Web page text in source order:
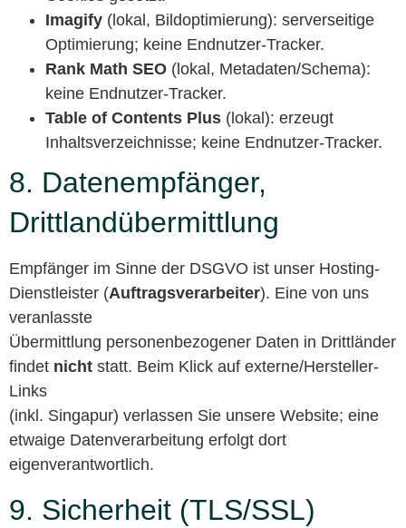
Imagify (lokal, Bildoptimierung): serverseitige
Optimierung; keine Endnutzer-Tracker.
Rank Math SEO (lokal, Metadaten/Schema):
keine Endnutzer-Tracker.
Table of Contents Plus (lokal): erzeugt
Inhaltsverzeichnisse; keine Endnutzer-Tracker.
8. Datenempfänger,
Drittlandübermittlung
Empfänger im Sinne der DSGVO ist unser Hosting-
Dienstleister (Auftragsverarbeiter). Eine von uns
veranlasste
Übermittlung personenbezogener Daten in Drittländer
findet nicht statt. Beim Klick auf externe/Hersteller-
Links
(inkl. Singapur) verlassen Sie unsere Website; eine
etwaige Datenverarbeitung erfolgt dort
eigenverantwortlich.
9. Sicherheit (TLS/SSL)